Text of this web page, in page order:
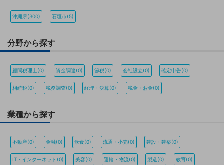
沖縄県(300) 石垣市(5)
分野から探す
顧問税理士(0) 資金調達(0) 節税(0) 会社設立(0) 確定申告(0)
相続税(0) 税務調査(0) 経理・決算(0) 税金・お金(0)
業種から探す
不動産(0) 金融(0) 飲食(0) 流通・小売(0) 建設・建築(0)
IT・インターネット(0) 美容(0) 運輸・物流(0) 製造(0) 教育(0)